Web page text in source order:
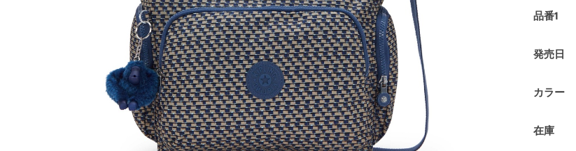
品番1
発売日
カラー
在庫